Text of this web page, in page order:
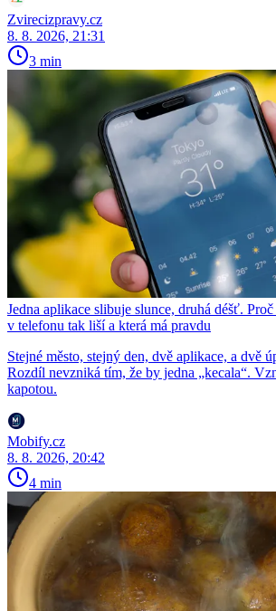
Zvirecizpravy.cz
8. 8. 2026, 21:31
3 min
Jedna aplikace slibuje slunce, druhá déšť.
v telefonu tak liší a která má pravdu
Stejné město, stejný den, dvě aplikace, a dvě
Rozdíl nevzniká tím, že by jedna „kecala“.
kapotou.
Mobify.cz
8. 8. 2026, 20:42
4 min